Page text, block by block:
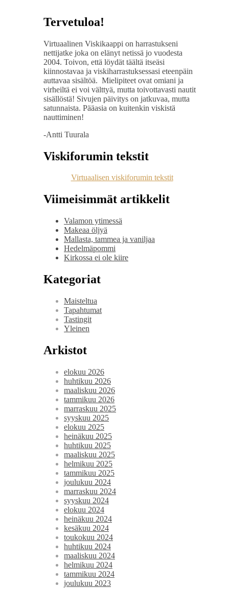
Tervetuloa!
Virtuaalinen Viskikaappi on harrastukseni
nettijatke joka on elänyt netissä jo vuodesta
2004. Toivon, että löydät täältä itseäsi
kiinnostavaa ja viskiharrastuksessasi eteenpäin
auttavaa sisältöä. Mielipiteet ovat omiani ja
virheiltä ei voi välttyä, mutta toivottavasti nautit
sisällöstä! Sivujen päivitys on jatkuvaa, mutta
satunnaista. Pääasia on kuitenkin viskistä
nauttiminen!
-Antti Tuurala
Viskiforumin tekstit
Virtuaalisen viskiforumin tekstit
Viimeisimmät artikkelit
Valamon ytimessä
Makeaa öljyä
Mallasta, tammea ja vaniljaa
Hedelmäpommi
Kirkossa ei ole kiire
Kategoriat
Maisteltua
Tapahtumat
Tastingit
Yleinen
Arkistot
elokuu 2026
huhtikuu 2026
maaliskuu 2026
tammikuu 2026
marraskuu 2025
syyskuu 2025
elokuu 2025
heinäkuu 2025
huhtikuu 2025
maaliskuu 2025
helmikuu 2025
tammikuu 2025
joulukuu 2024
marraskuu 2024
syyskuu 2024
elokuu 2024
heinäkuu 2024
kesäkuu 2024
toukokuu 2024
huhtikuu 2024
maaliskuu 2024
helmikuu 2024
tammikuu 2024
joulukuu 2023